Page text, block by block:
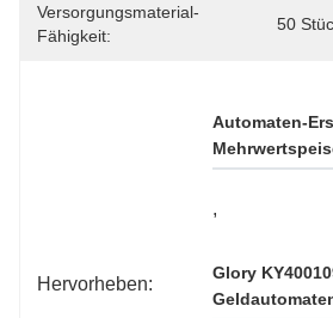
Versorgungsmaterial-
Fähigkeit:
50
Hervorheben:
Automaten-
,
Glory